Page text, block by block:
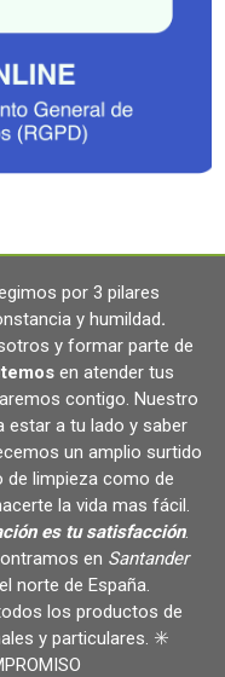
por 3 pilares
y humildad.
y formar parte de
en atender tus
contigo. Nuestro
estar a tu lado y saber
un amplio surtido
limpieza como de
la vida mas fácil.
es tu satisfacción.
en Santander
norte de España.
los productos de
y particulares. ✳️